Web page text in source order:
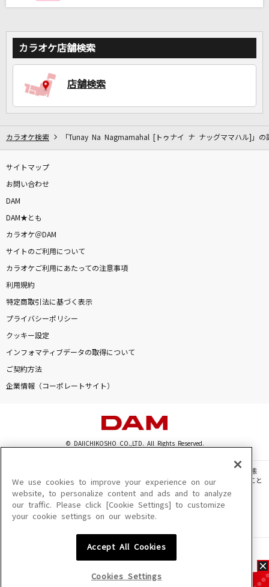
DAMに会員登録・ログインして
カラオケ店舗検索
店舗検索
カラオケ検索 「Tunay Na Nagmamahal [トゥナイ ナ ナッグママハル]」の
サイトマップ
お問い合わせ
DAM
DAM★とも
カラオケ＠DAM
サイトのご利用について
カラオケご利用にあたっての注意事項
利用規約
特定商取引法に基づく表示
プライバシーポリシー
クッキー設定
インフォマティブデータの取得について
ご契約方法
企業情報（コーポレートサイト）
© DAIICHIKOSHO CO.,LTD. All Rights Reserved.
このサイトに掲載されている一切の文章・画像・写真・動画・音声等を、手段や形態
を問わず、著作権法の定める範囲を超えて無断で複製、転載、ファイル化などすること
を禁じます。
楽曲及びコンテンツは、機種によりご利用いただけない場合があります。
楽曲及びコンテンツの配信日、配信内容が変更になる場合があります。
We use cookies to improve your experience on our
website, to personalize content and ads and to analyze
our traffic. Please click [Cookie Settings] to customize
your cookie settings on our website.
Accept All Cookies
Cookies Settings